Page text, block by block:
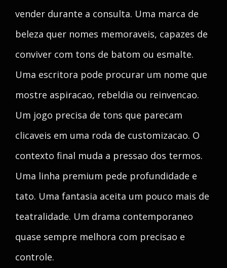
vender durante a consulta. Uma marca de
beleza quer nomes memoraveis, capazes de
conviver com tons de batom ou esmalte.
Uma escritora pode procurar um nome que
mostre aspiracao, rebeldia ou reinvencao.
Um jogo precisa de tons que parecam
clicaveis em uma roda de customizacao. O
contexto final muda a pressao dos termos.
Uma linha premium pede profundidade e
tato. Uma fantasia aceita um pouco mais de
teatralidade. Um drama contemporaneo
quase sempre melhora com precisao e
controle.